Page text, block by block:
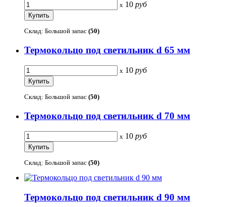
x 10 руб
Склад: Большой запас (50)
Термокольцо под светильник d 65 мм
x 10 руб
Склад: Большой запас (50)
Термокольцо под светильник d 70 мм
x 10 руб
Склад: Большой запас (50)
Термокольцо под светильник d 90 мм